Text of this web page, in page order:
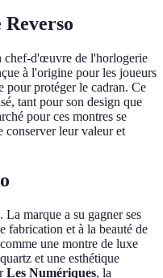
chef-d'œuvre de l'horlogerie
à l'origine pour les joueurs
pour protéger le cadran. Ce
tant pour son design que
pour ces montres se
conserver leur valeur et
. La marque a su gagner ses
fabrication et à la beauté de
une montre de luxe
et une esthétique
Les Numériques, la